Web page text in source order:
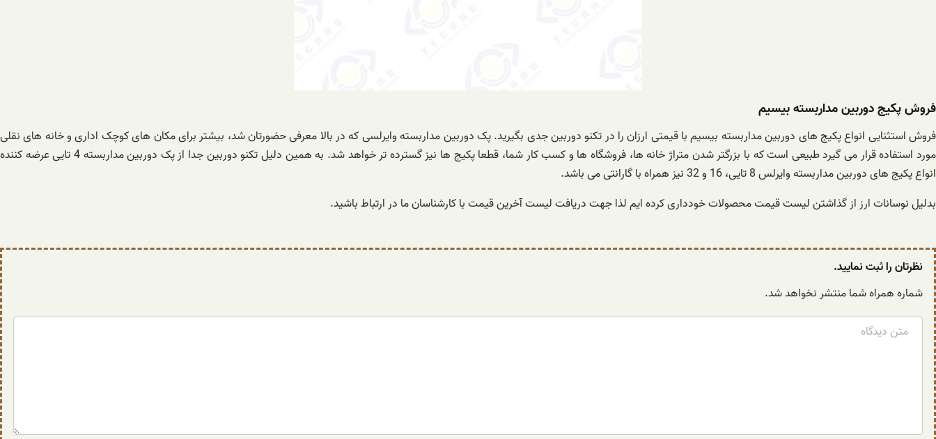
فروش پکیج دوربین مداربسته بیسیم
فروش استثنایی انواع پکیج های دوربین مداربسته بیسیم با قیمتی ارزان را در تکنو دوربین جدی بگیرید. پک دوربین مداربسته وایرلسی که در بالا معرفی حضورتان شد، بیشتر برای مکان های کوچک اداری و خانه های نقلی
مورد استفاده قرار می گیرد طبیعی است که با بزرگتر شدن متراژ خانه ها، فروشگاه ها و کسب کار شما، قطعا پکیج ها نیز گسترده تر خواهد شد. به همین دلیل تکنو دوربین جدا از پک دوربین مداربسته 4 تایی عرضه کننده
انواع پکیج های دوربین مداربسته وایرلس 8 تایی، 16 و 32 نیز همراه با گارانتی می باشد.
بدلیل نوسانات ارز از گذاشتن لیست قیمت محصولات خودداری کرده ایم لذا جهت دریافت لیست آخرین قیمت با کارشناسان ما در ارتباط باشید.
نظرتان را ثبت نمایید.
شماره همراه شما منتشر نخواهد شد.